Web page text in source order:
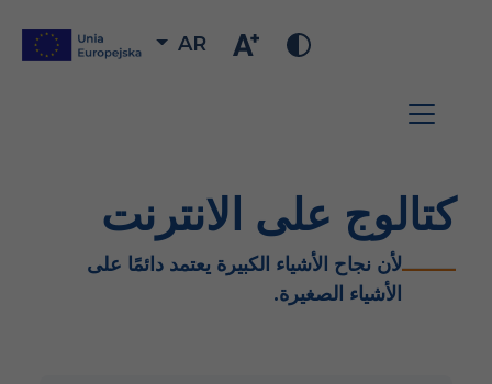
AR
كتالوج على الانترنت
لأن نجاح الأشياء الكبيرة يعتمد دائمًا على
الأشياء الصغيرة.